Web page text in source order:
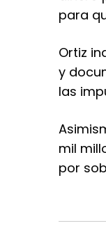
para
Ortiz
y
las
mil
por